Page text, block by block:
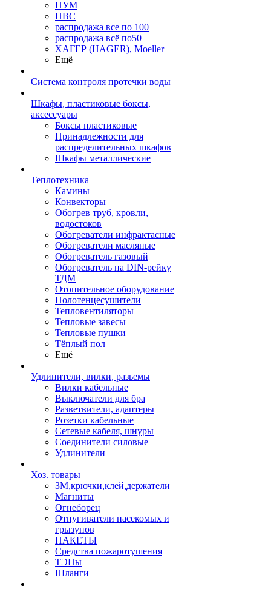
НУМ
ПВС
распродажа все по 100
распродажа всё по50
ХАГЕР (HAGER), Moeller
Ещё
Система контроля протечки воды
Шкафы, пластиковые боксы,
аксессуары
Боксы пластиковые
Принадлежности для
распределительных шкафов
Шкафы металлические
Теплотехника
Камины
Конвекторы
Обогрев труб, кровли,
водостоков
Обогреватели инфрактасные
Обогреватели масляные
Обогреватель газовый
Обогреватель на DIN-рейку
ТДМ
Отопительное оборудование
Полотенцесушители
Тепловентиляторы
Тепловые завесы
Тепловые пушки
Тёплый пол
Ещё
Удлинители, вилки, разьемы
Вилки кабельные
Выключатели для бра
Разветвители, адаптеры
Розетки кабельные
Сетевые кабеля, шнуры
Соединители силовые
Удлинители
Хоз. товары
ЗМ,крючки,клей,держатели
Магниты
Огнеборец
Отпугиватели насекомых и
грызунов
ПАКЕТЫ
Средства пожаротушения
ТЭНы
Шланги